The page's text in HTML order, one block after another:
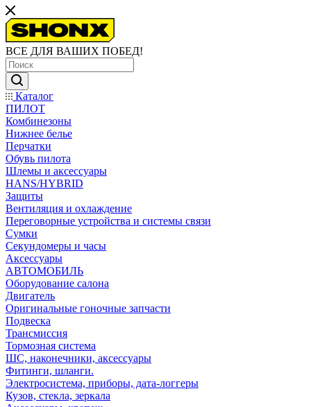
ВСЕ ДЛЯ ВАШИХ ПОБЕД!
Каталог
ПИЛОТ
Комбинезоны
Нижнее белье
Перчатки
Обувь пилота
Шлемы и аксессуары
HANS/HYBRID
Защиты
Вентиляция и охлаждение
Переговорные устройства и системы связи
Сумки
Секундомеры и часы
Аксессуары
АВТОМОБИЛЬ
Оборудование салона
Двигатель
Оригинальные гоночные запчасти
Подвеска
Трансмиссия
Тормозная система
ШС, наконечники, аксессуары
Фитинги, шланги.
Электросистема, приборы, дата-логгеры
Кузов, стекла, зеркала